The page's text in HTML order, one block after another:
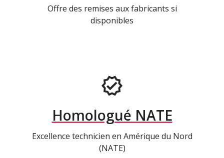
Offre des remises aux fabricants si
disponibles
Homologué NATE
Excellence technicien en Amérique du Nord
(NATE)